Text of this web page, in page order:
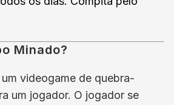
Minado?
videogame de quebra-
um jogador. O jogador se